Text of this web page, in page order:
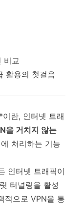
비교
활용의 첫걸음
란, 인터넷 트래
을 거치지 않는
처리하는 기능
인터넷 트래픽이
터널링을 활성
적으로 VPN을 통